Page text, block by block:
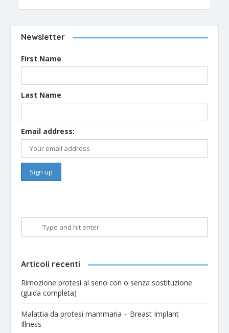
Newsletter
First Name
Last Name
Email address:
Articoli recenti
Rimozione protesi al seno con o senza sostituzione
(guida completa)
Malattia da protesi mammaria – Breast Implant
Illness